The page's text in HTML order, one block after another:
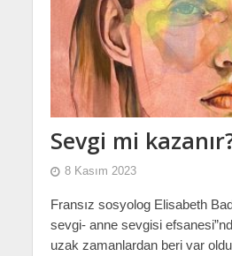
Sevgi mi
8 Kasım 2023
Fransız sosyolog Elisabeth
sevgi- anne sevgisi
uzak zamanlardan beri var